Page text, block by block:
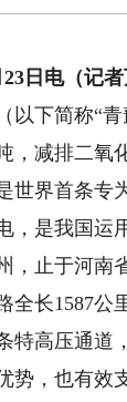
日电（记者
以下简称“
，减排二氧
界首条专为
，是我国运
，止于河南
长1587公
高压通道，
势，也有效